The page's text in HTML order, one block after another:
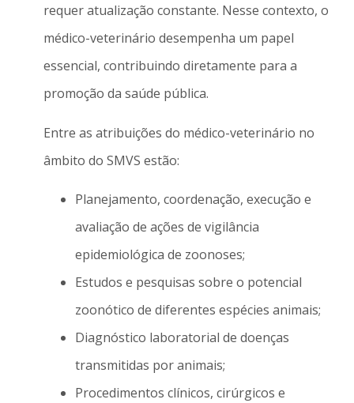
requer atualização constante. Nesse contexto, o
médico-veterinário desempenha um papel
essencial, contribuindo diretamente para a
promoção da saúde pública.
Entre as atribuições do médico-veterinário no
âmbito do SMVS estão:
Planejamento, coordenação, execução e
avaliação de ações de vigilância
epidemiológica de zoonoses;
Estudos e pesquisas sobre o potencial
zoonótico de diferentes espécies animais;
Diagnóstico laboratorial de doenças
transmitidas por animais;
Procedimentos clínicos, cirúrgicos e